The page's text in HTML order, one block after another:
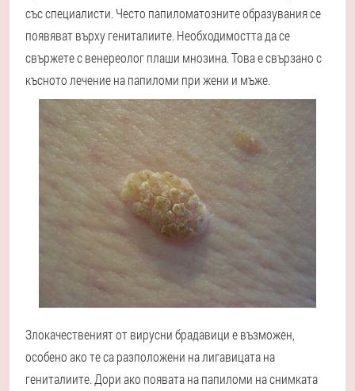
със специалисти. Често папиломатозните образувания се
появяват върху гениталиите. Необходимостта да се
свържете с венереолог плаши мнозина. Това е свързано с
късното лечение на папиломи при жени и мъже.
Злокачественият от вирусни брадавици е възможен,
особено ако те са разположени на лигавицата на
гениталиите. Дори ако появата на папиломи на снимката